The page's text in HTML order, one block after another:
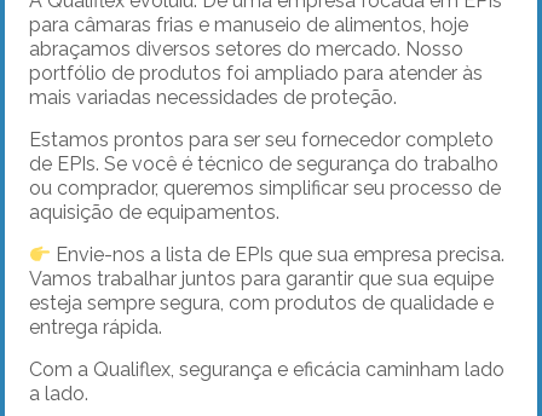
para câmaras frias e manuseio de alimentos, hoje
abraçamos diversos setores do mercado. Nosso
portfólio de produtos foi ampliado para atender às
mais variadas necessidades de proteção.
Estamos prontos para ser seu fornecedor completo
de EPIs. Se você é técnico de segurança do trabalho
ou comprador, queremos simplificar seu processo de
aquisição de equipamentos.
Envie-nos a lista de EPIs que sua empresa precisa.
Vamos trabalhar juntos para garantir que sua equipe
esteja sempre segura, com produtos de qualidade e
entrega rápida.
Com a Qualiflex, segurança e eficácia caminham lado
a lado.